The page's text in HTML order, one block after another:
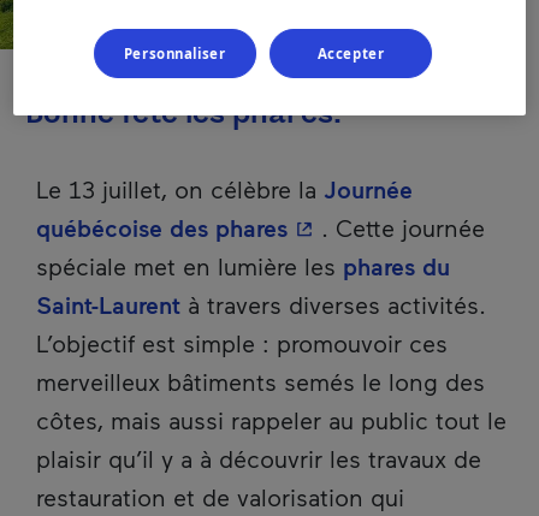
Bonne fête les phares!
Le 13 juillet, on célèbre la Journée
québécoise des phares- Cet hyperlien
. Cette journée
spéciale met en lumière les phares du
Saint-Laurent à travers diverses activités.
L’objectif est simple : promouvoir ces
merveilleux bâtiments semés le long des
côtes, mais aussi rappeler au public tout le
plaisir qu’il y a à découvrir les travaux de
restauration et de valorisation qui
Personnaliser Accepter